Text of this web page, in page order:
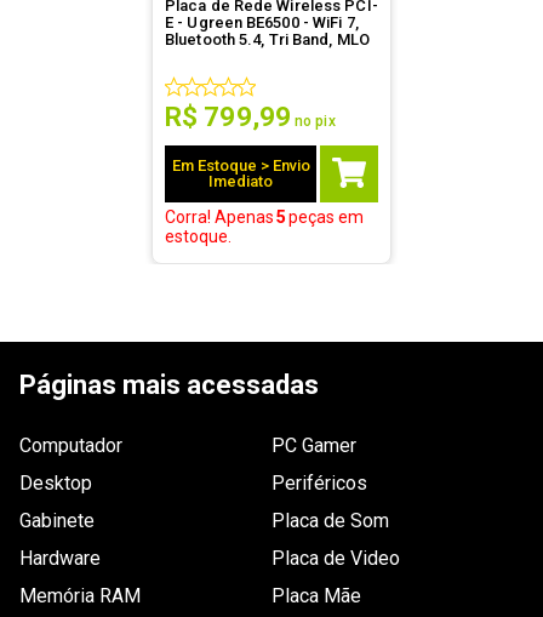
Placa de Rede Wireless PCI-
E - Ugreen BE6500 - WiFi 7,
Bluetooth 5.4, Tri Band, MLO
R$ 799,99 no pix
Em Estoque > Envio
Imediato
Corra! Apenas5peças em
estoque.
Páginas mais acessadas
Computador
Desktop
Gabinete
Hardware
Memória RAM
PC Gamer
Periféricos
Placa de Som
Placa de Video
Placa Mãe